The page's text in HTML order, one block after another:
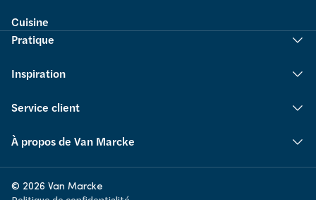
Cuisine
Pratique
Inspiration
Service client
À propos de Van Marcke
© 2026 Van Marcke